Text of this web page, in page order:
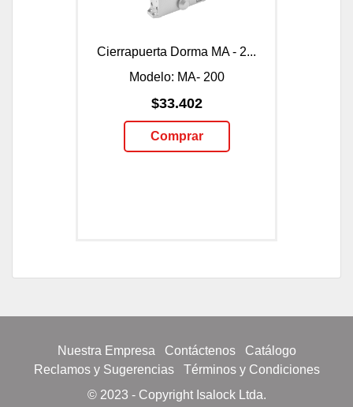
Cierrapuerta Dorma MA - 2...
Modelo: MA- 200
$33.402
Comprar
Nuestra Empresa Contáctenos
Catálogo
Reclamos y Sugerencias
Términos y Condiciones
© 2023 - Copyright Isalock Ltda.